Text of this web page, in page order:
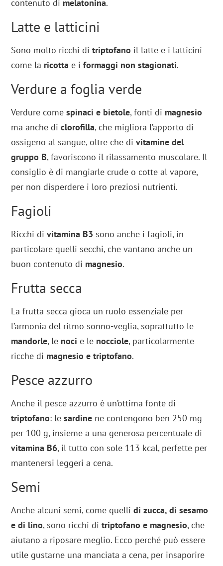
contenuto di melatonina.
Latte e latticini
Sono molto ricchi ditriptofano il latte e i latticini
come la ricotta e iformaggi non stagionati.
Verdure a foglia verde
Verdure come spinaci e bietole, fonti di magnesio
ma anche diclorofilla, che migliora l’apporto di
ossigeno al sangue, oltre che divitamine del
gruppo B, favoriscono il rilassamento muscolare. Il
consiglio è di mangiarle crude o cotte al vapore,
per non disperdere i loro preziosi nutrienti.
Fagioli
Ricchi divitamina B3 sono anche i fagioli, in
particolare quelli secchi, che vantano anche un
buon contenuto di magnesio.
Frutta secca
La frutta secca gioca un ruolo essenziale per
l’armonia del ritmo sonno-veglia, soprattutto le
mandorle, le noci e le nocciole, particolarmente
ricche di magnesio e triptofano.
Pesce azzurro
Anche il pesce azzurro è un’ottima fonte di
triptofano: le sardine ne contengono ben 250 mg
per 100 g, insieme a una generosa percentuale di
vitamina B6, il tutto con sole 113 kcal, perfette per
mantenersi leggeri a cena.
Semi
Anche alcuni semi, come quellidi zucca, di sesamo
e di lino, sono ricchi ditriptofano e magnesio, che
aiutano a riposare meglio. Ecco perché può essere
utile gustarne una manciata a cena, per insaporire